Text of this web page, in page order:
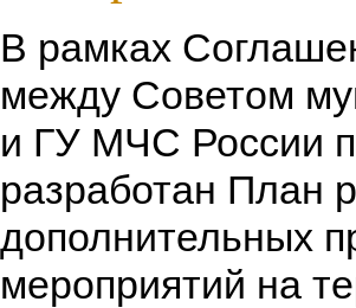
В рамках
между Советом
и ГУ МЧС России
разработан План
дополнительных
мероприятий на